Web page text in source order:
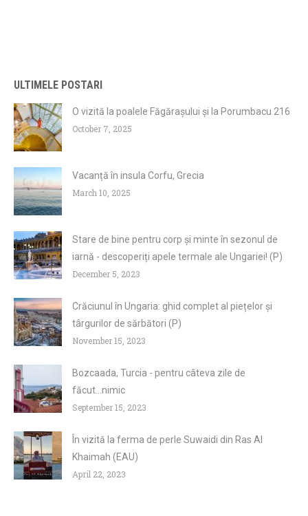
ULTIMELE POSTARI
O vizită la poalele Făgărașului și la Porumbacu 216
October 7, 2025
Vacanță în insula Corfu, Grecia
March 10, 2025
Stare de bine pentru corp și minte în sezonul de
iarnă - descoperiți apele termale ale Ungariei! (P)
December 5, 2023
Crăciunul în Ungaria: ghid complet al piețelor și
târgurilor de sărbători (P)
November 15, 2023
Bozcaada, Turcia - pentru câteva zile de
făcut...nimic
September 15, 2023
În vizită la ferma de perle Suwaidi din Ras Al
Khaimah (EAU)
April 22, 2023